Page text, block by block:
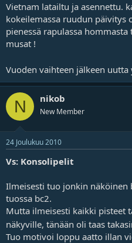
Vietnam latailtu ja asennettu.
kokeilemassa ruudun päivitys
pienessä rapulassa
musat !
Vuoden vaihteen jälkeen
N nikob
New Member
24 Joulukuu 2010
Vs: Konsolipelit
Ilmeisesti tuo jonkin
tuossa bc2.
Mutta ilmeisesti kaikki pisteet
näkyville, tänään oli taas
Tuo motivoi loppu aatto illan